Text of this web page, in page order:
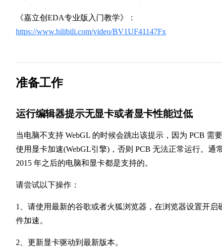
《嘉立创EDA专业版入门教学》：
https://www.bilibili.com/video/BV1UF41147Fx
准备工作
运行编辑器提示无显卡或者显卡性能过低
当电脑不支持 WebGL 的时候会跳出该提示，因为 PCB 需要
使用显卡加速(WebGL引擎)，否则 PCB 无法正常运行。通
2015 年之后的电脑和显卡都是支持的。
请尝试以下操作：
1、请使用最新的谷歌或者火狐浏览器，在浏览器设置开启
件加速。
2、更新显卡驱动到最新版本。